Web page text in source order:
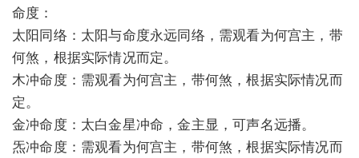
命度：
太阳同络：太阳与命度永远同络，需观看为何宫主，带
何煞，根据实际情况而定。
木冲命度：需观看为何宫主，带何煞，根据实际情况而
定。
金冲命度：太白金星冲命，金主显，可声名远播。
炁冲命度：需观看为何宫主，带何煞，根据实际情况而